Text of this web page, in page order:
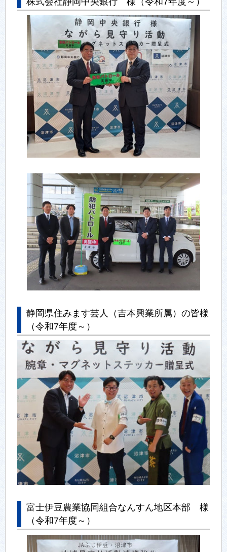
静岡県住みます芸人（吉本興業所属）の皆様
（令和7年度～）
富士伊豆農業協同組合なんすん地区本部 様
（令和7年度～）